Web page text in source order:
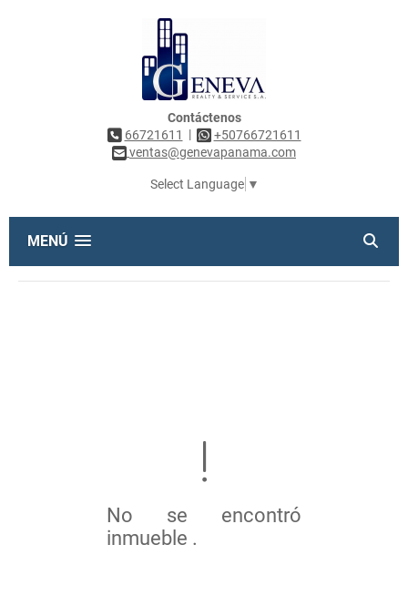
Contáctenos
66721611
|
+50766721611
ventas@genevapanama.com
Select Language ▼
MENÚ
No se encontró
inmueble .